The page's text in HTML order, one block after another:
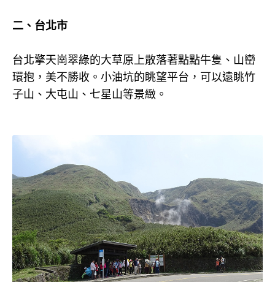
二、台北市
台北擎天崗翠綠的大草原上散落著點點牛隻、山巒
環抱，美不勝收。小油坑的眺望平台，可以遠眺竹
子山、大屯山、七星山等景緻。